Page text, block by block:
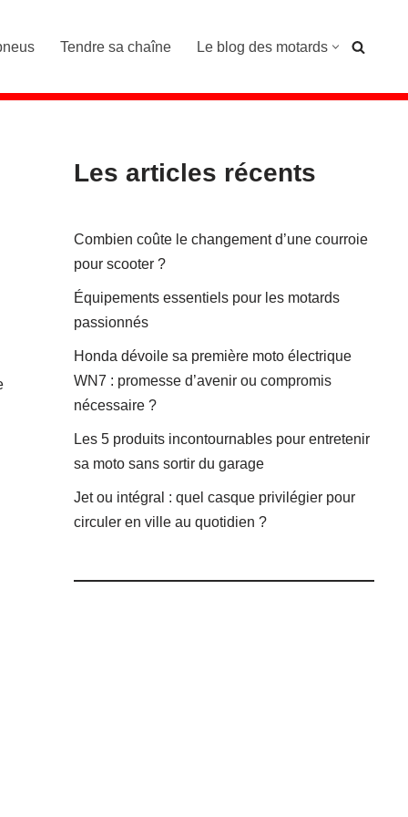
Tendre sa chaîne Le blog des motards
Les articles récents
Combien coûte le changement d’une courroie
pour scooter ?
Équipements essentiels pour les motards
passionnés
Honda dévoile sa première moto électrique
WN7 : promesse d’avenir ou compromis
nécessaire ?
Les 5 produits incontournables pour entretenir
sa moto sans sortir du garage
Jet ou intégral : quel casque privilégier pour
circuler en ville au quotidien ?